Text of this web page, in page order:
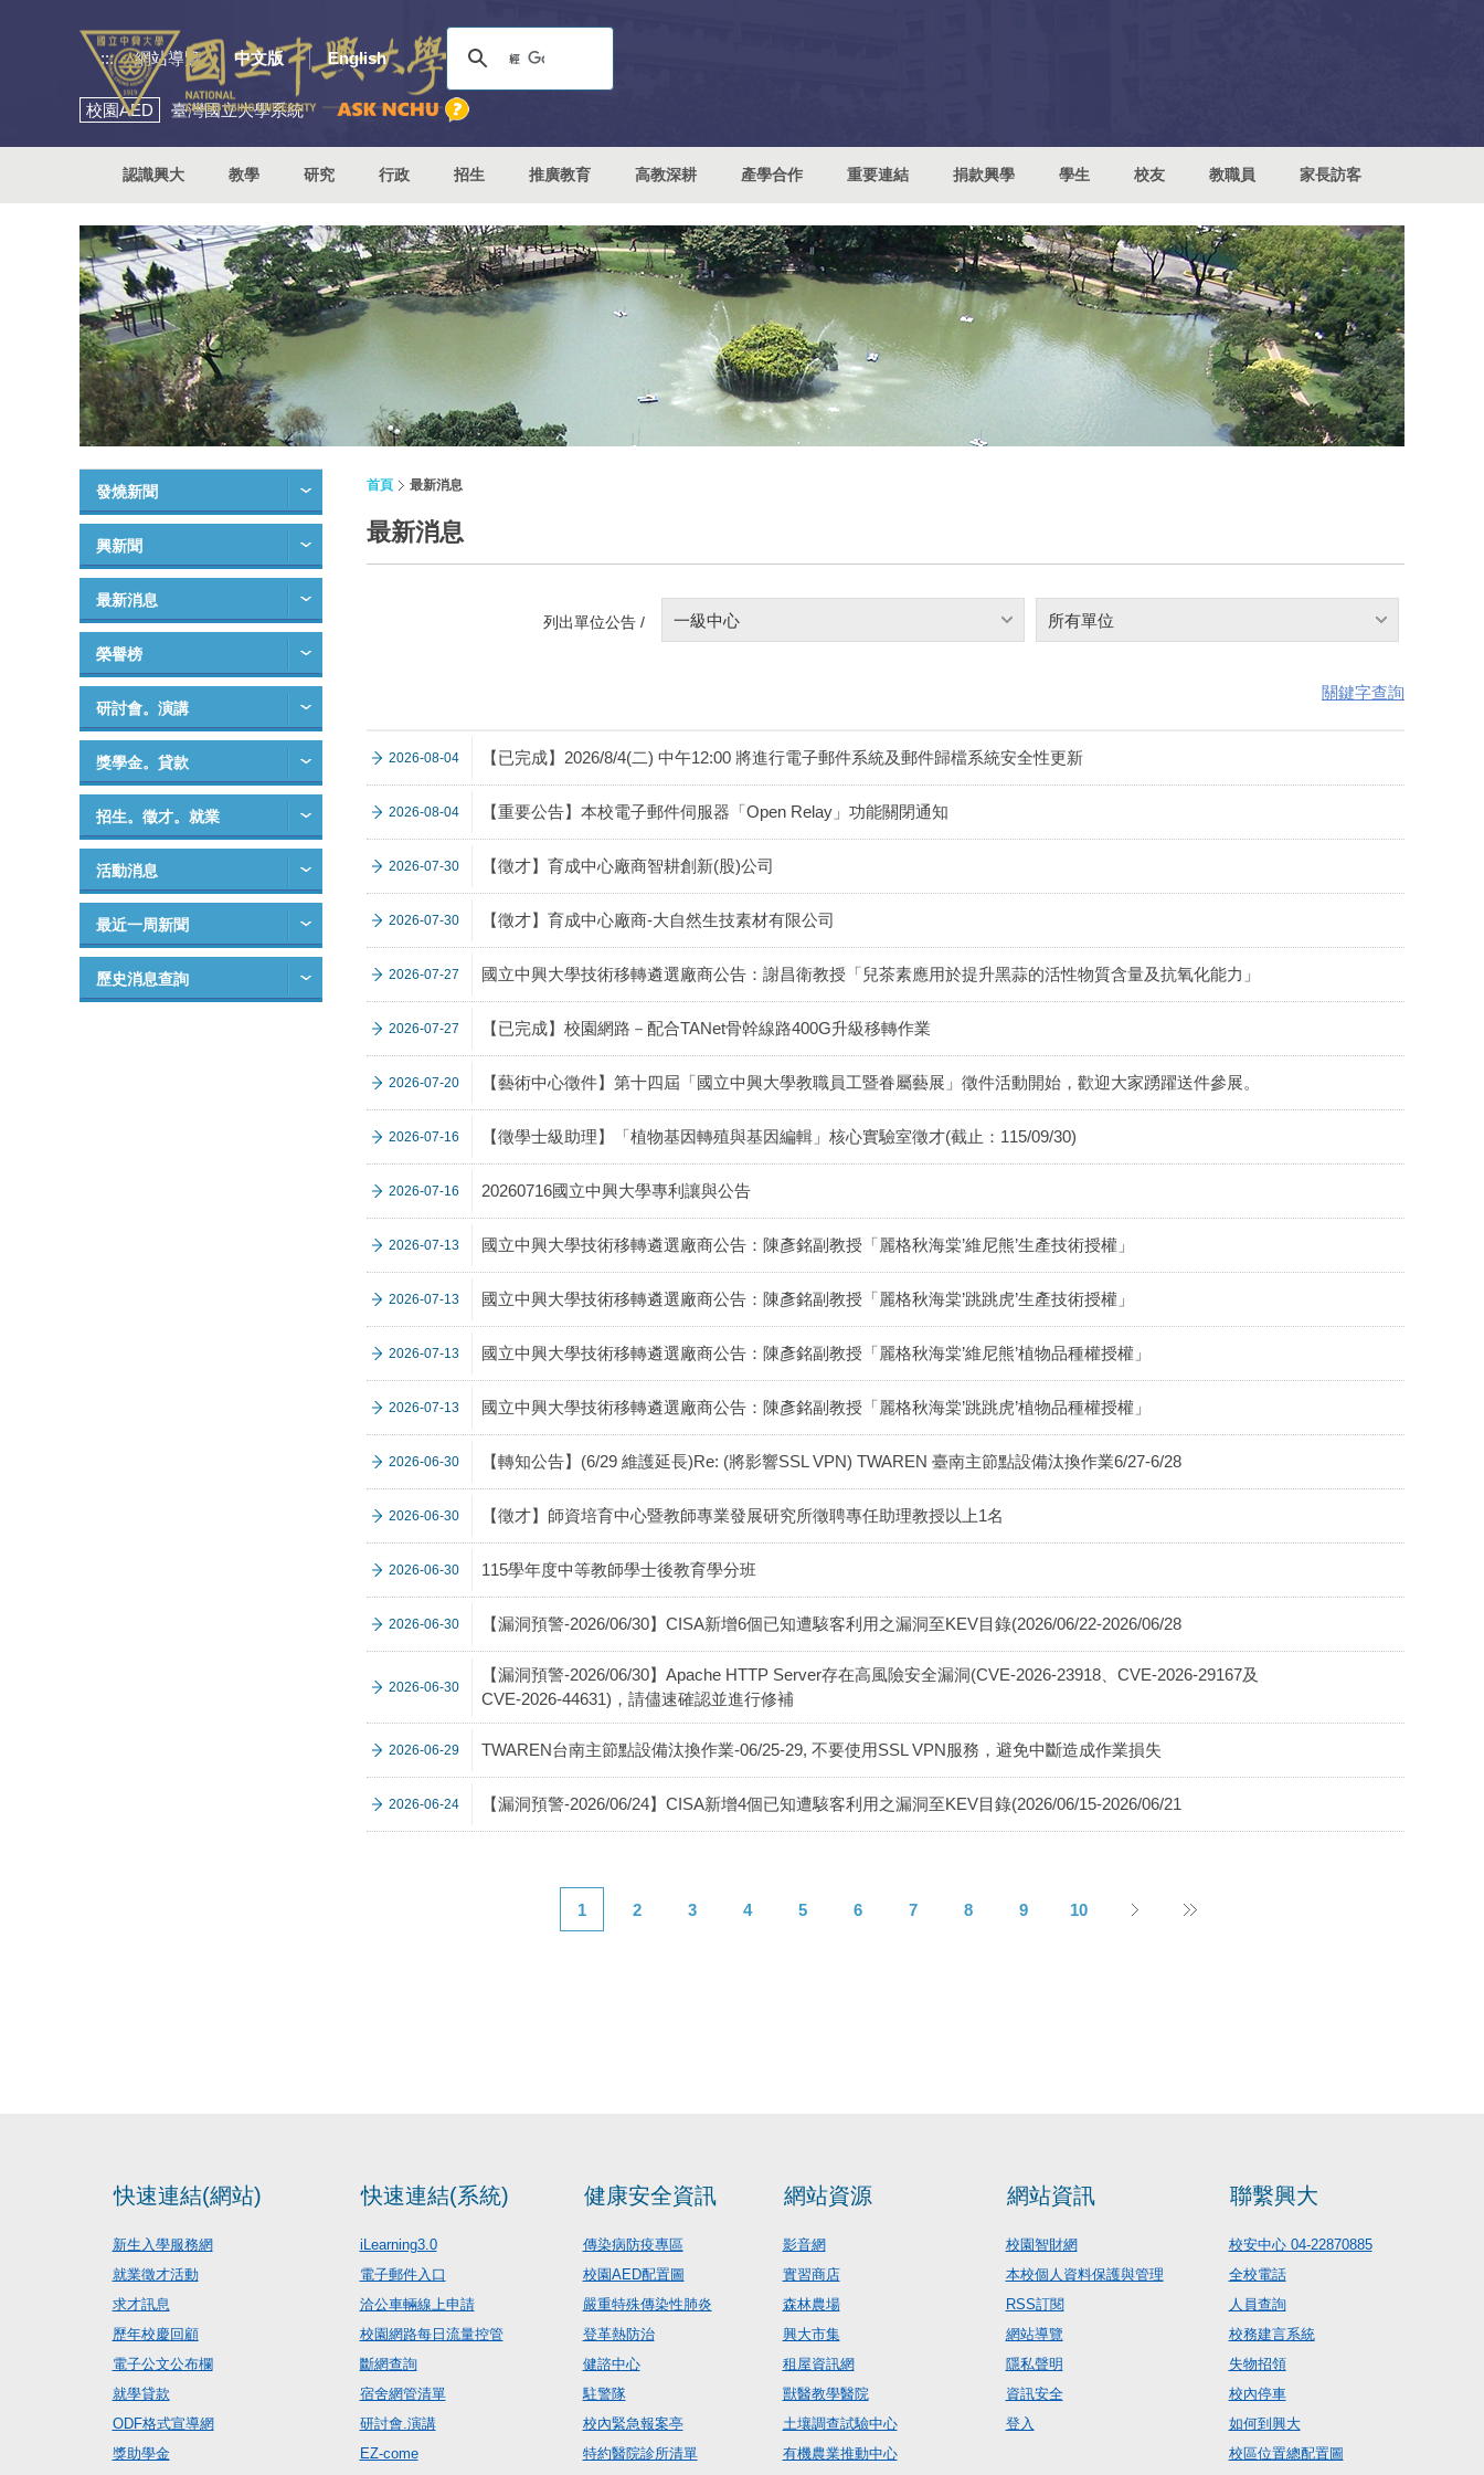
::: 網站導覽 中文版 English
校園AED 臺灣國立大學系統
認識興大 教學 研究 行政 招生 推廣教育 高教深耕 產學合作 重要連結 捐款興學 學生 校友 教職員 家長訪客
發燒新聞
興新聞
最新消息
榮譽榜
研討會。演講
獎學金。貸款
招生。徵才。就業
活動消息
最近一周新聞
歷史消息查詢
首頁 最新消息
最新消息
列出單位公告 / 一級中心 所有單位
關鍵字查詢
2026-08-04 【已完成】2026/8/4(二) 中午12:00 將進行電子郵件系統及郵件歸檔系統安全性更新
2026-08-04 【重要公告】本校電子郵件伺服器「Open Relay」功能關閉通知
2026-07-30 【徵才】育成中心廠商智耕創新(股)公司
2026-07-30 【徵才】育成中心廠商-大自然生技素材有限公司
2026-07-27 國立中興大學技術移轉遴選廠商公告：謝昌衛教授「兒茶素應用於提升黑蒜的活性物質含量及抗氧化能力」
2026-07-27 【已完成】校園網路－配合TANet骨幹線路400G升級移轉作業
2026-07-20 【藝術中心徵件】第十四屆「國立中興大學教職員工暨眷屬藝展」徵件活動開始，歡迎大家踴躍送件參展。
2026-07-16 【徵學士級助理】「植物基因轉殖與基因編輯」核心實驗室徵才(截止：115/09/30)
2026-07-16 20260716國立中興大學專利讓與公告
2026-07-13 國立中興大學技術移轉遴選廠商公告：陳彥銘副教授「麗格秋海棠’維尼熊’生產技術授權」
2026-07-13 國立中興大學技術移轉遴選廠商公告：陳彥銘副教授「麗格秋海棠’跳跳虎’生產技術授權」
2026-07-13 國立中興大學技術移轉遴選廠商公告：陳彥銘副教授「麗格秋海棠’維尼熊’植物品種權授權」
2026-07-13 國立中興大學技術移轉遴選廠商公告：陳彥銘副教授「麗格秋海棠’跳跳虎’植物品種權授權」
2026-06-30 【轉知公告】(6/29 維護延長)Re: (將影響SSL VPN) TWAREN 臺南主節點設備汰換作業6/27-6/28
2026-06-30 【徵才】師資培育中心暨教師專業發展研究所徵聘專任助理教授以上1名
2026-06-30 115學年度中等教師學士後教育學分班
2026-06-30 【漏洞預警-2026/06/30】CISA新增6個已知遭駭客利用之漏洞至KEV目錄(2026/06/22-2026/06/28
2026-06-30
【漏洞預警-2026/06/30】Apache HTTP Server存在高風險安全漏洞(CVE-2026-23918、CVE-2026-29167及
CVE-2026-44631)，請儘速確認並進行修補
2026-06-29 TWAREN台南主節點設備汰換作業-06/25-29, 不要使用SSL VPN服務，避免中斷造成作業損失
2026-06-24 【漏洞預警-2026/06/24】CISA新增4個已知遭駭客利用之漏洞至KEV目錄(2026/06/15-2026/06/21
1 2 3 4 5 6 7 8 9 10
快速連結(網站)
新生入學服務網
就業徵才活動
求才訊息
歷年校慶回顧
電子公文公布欄
就學貸款
ODF格式宣導網
獎助學金
快速連結(系統)
iLearning3.0
電子郵件入口
洽公車輛線上申請
校園網路每日流量控管
斷網查詢
宿舍網管清單
研討會.演講
EZ-come
健康安全資訊
傳染病防疫專區
校園AED配置圖
嚴重特殊傳染性肺炎
登革熱防治
健諮中心
駐警隊
校內緊急報案亭
特約醫院診所清單
網站資源
影音網
實習商店
森林農場
興大市集
租屋資訊網
獸醫教學醫院
土壤調查試驗中心
有機農業推動中心
網站資訊
校園智財網
本校個人資料保護與管理
RSS訂閱
網站導覽
隱私聲明
資訊安全
登入
聯繫興大
校安中心 04-22870885
全校電話
人員查詢
校務建言系統
失物招領
校內停車
如何到興大
校區位置總配置圖